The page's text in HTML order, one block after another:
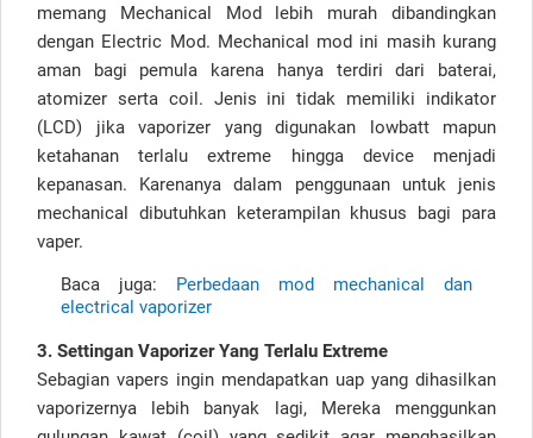
memang Mechanical Mod lebih murah dibandingkan
dengan Electric Mod. Mechanical mod ini masih kurang
aman bagi pemula karena hanya terdiri dari baterai,
atomizer serta coil. Jenis ini tidak memiliki indikator
(LCD) jika vaporizer yang digunakan lowbatt mapun
ketahanan terlalu extreme hingga device menjadi
kepanasan. Karenanya dalam penggunaan untuk jenis
mechanical dibutuhkan keterampilan khusus bagi para
vaper.
Baca juga: Perbedaan mod mechanical dan
electrical vaporizer
3. Settingan Vaporizer Yang Terlalu Extreme
Sebagian vapers ingin mendapatkan uap yang dihasilkan
vaporizernya lebih banyak lagi, Mereka menggunkan